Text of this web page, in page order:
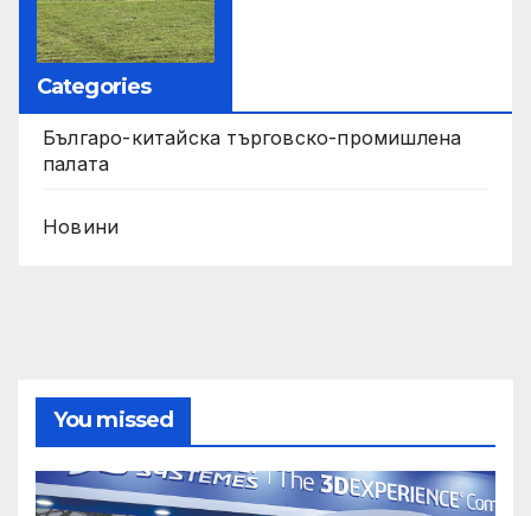
Categories
Българо-китайска търговско-промишлена
палата
Новини
You missed